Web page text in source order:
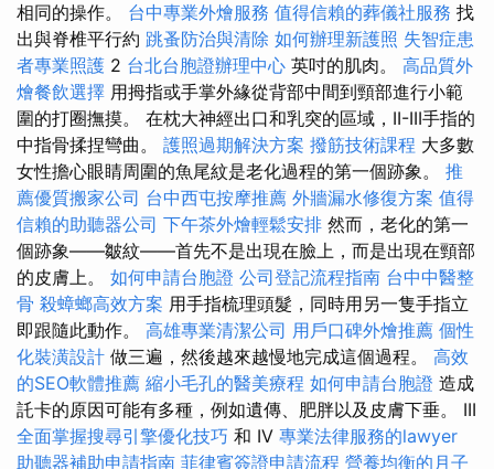
相同的操作。 台中專業外燴服務 值得信賴的葬儀社服務 找
出與脊椎平行約 跳蚤防治與清除 如何辦理新護照 失智症患
者專業照護 2 台北台胞證辦理中心 英吋的肌肉。 高品質外
燴餐飲選擇 用拇指或手掌外緣從背部中間到頸部進行小範
圍的打圈撫摸。 在枕大神經出口和乳突的區域，II-III手指的
中指骨揉捏彎曲。 護照過期解決方案 撥筋技術課程 大多數
女性擔心眼睛周圍的魚尾紋是老化過程的第一個跡象。 推
薦優質搬家公司 台中西屯按摩推薦 外牆漏水修復方案 值得
信賴的助聽器公司 下午茶外燴輕鬆安排 然而，老化的第一
個跡象——皺紋——首先不是出現在臉上，而是出現在頸部
的皮膚上。 如何申請台胞證 公司登記流程指南 台中中醫整
骨 殺蟑螂高效方案 用手指梳理頭髮，同時用另一隻手指立
即跟隨此動作。 高雄專業清潔公司 用戶口碑外燴推薦 個性
化裝潢設計 做三遍，然後越來越慢地完成這個過程。 高效
的SEO軟體推薦 縮小毛孔的醫美療程 如何申請台胞證 造成
託卡的原因可能有多種，例如遺傳、肥胖以及皮膚下垂。 III
全面掌握搜尋引擎優化技巧 和 IV 專業法律服務的lawyer
助聽器補助申請指南 菲律賓簽證申請流程 營養均衡的月子